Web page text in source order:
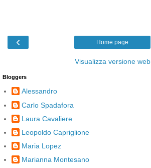
‹ Home page
Visualizza versione web
Bloggers
Alessandro
Carlo Spadafora
Laura Cavaliere
Leopoldo Capriglione
Maria Lopez
Marianna Montesano